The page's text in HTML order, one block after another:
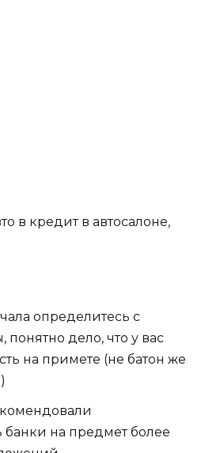
в кредит в автосалоне,
определитесь с
дело, что у вас
на примете (не батон же
банки на предмет более